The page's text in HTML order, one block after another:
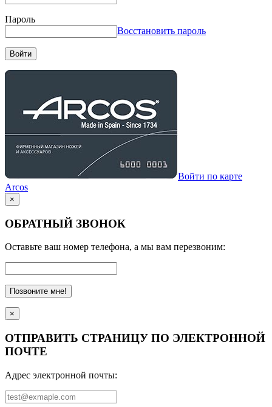
Пароль
Восстановить пароль
Войти
Войти по карте
Arcos
×
ОБРАТНЫЙ ЗВОНОК
Оставьте ваш номер телефона, а мы вам перезвоним:
Позвоните мне!
×
ОТПРАВИТЬ СТРАНИЦУ ПО ЭЛЕКТРОННОЙ
ПОЧТЕ
Адрес электронной почты: